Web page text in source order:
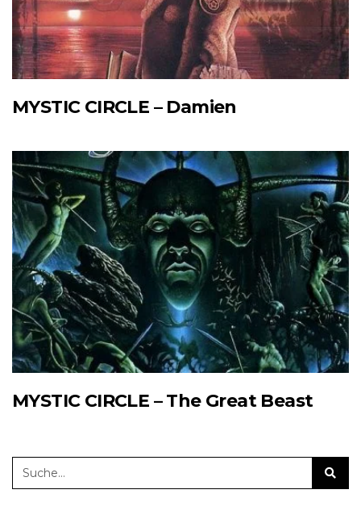
MYSTIC CIRCLE – Damien
MYSTIC CIRCLE – The Great Beast